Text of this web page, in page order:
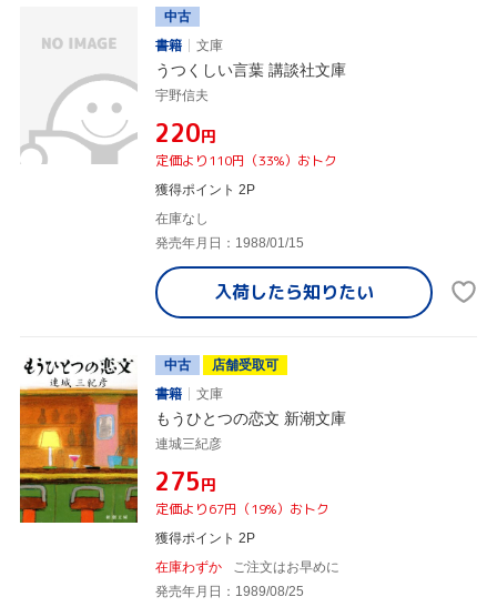
中古
書籍
文庫
うつくしい言葉 講談社文庫
宇野信夫
¥220円
定価より110円（33%）おトク
獲得ポイント 2P
在庫なし
発売年月日：1988/01/15
入荷したら知りたい
中古
店舗受取可
書籍
文庫
もうひとつの恋文 新潮文庫
連城三紀彦
¥275円
定価より67円（19%）おトク
獲得ポイント 2P
在庫わずか
ご注文はお早めに
発売年月日：1989/08/25